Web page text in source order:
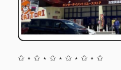
✩ ⋆ ✩ ⋆ ✩ ⋆ ✩ ⋆ ✩ ⋆ ✩